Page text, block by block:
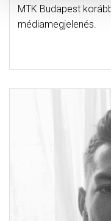
MTK Budapest
médiamegjelenés.